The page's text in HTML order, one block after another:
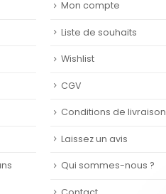
Mon compte
Liste de souhaits
Wishlist
CGV
Conditions de livraison
Laissez un avis
Qui sommes-nous ?